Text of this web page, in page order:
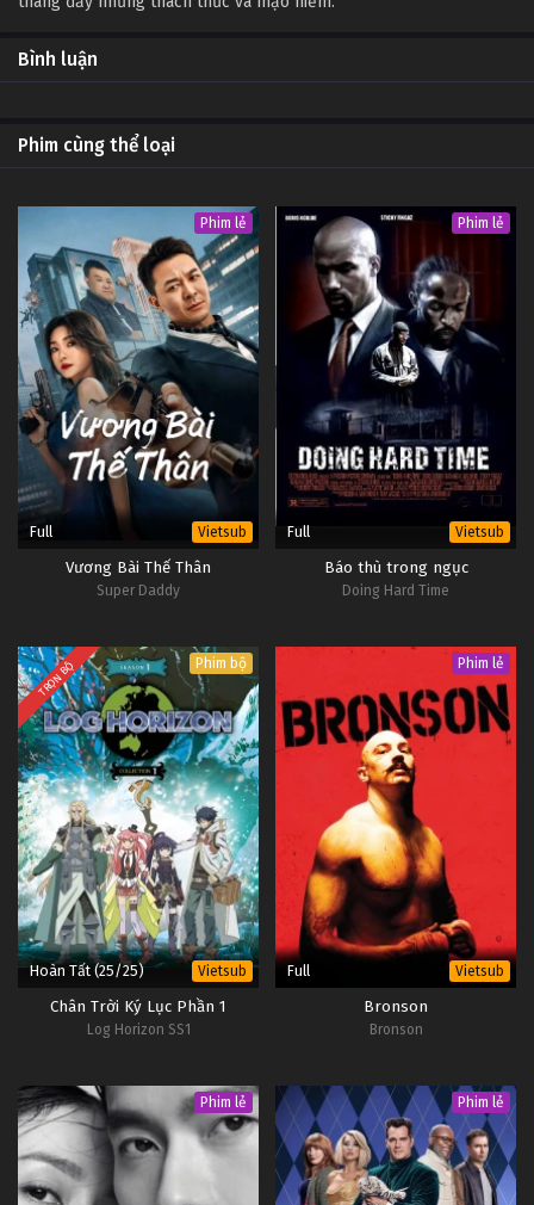
Bình luận
Phim cùng thể loại
Phim lẻ
Full Vietsub
Vương Bài Thế Thân
Super Daddy
Phim lẻ
Full Vietsub
Báo thù trong ngục
Doing Hard Time
TRỌN BỘ Phim bộ
Hoàn Tất (25/25) Vietsub
Chân Trời Ký Lục Phần 1
Log Horizon SS1
Phim lẻ
Full Vietsub
Bronson
Bronson
Phim lẻ Phim lẻ